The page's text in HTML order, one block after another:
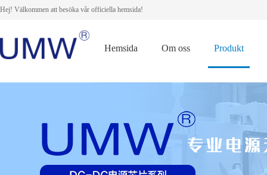
Hej! Välkommen att besöka vår officiella hemsida!
Hemsida Om oss Produkt